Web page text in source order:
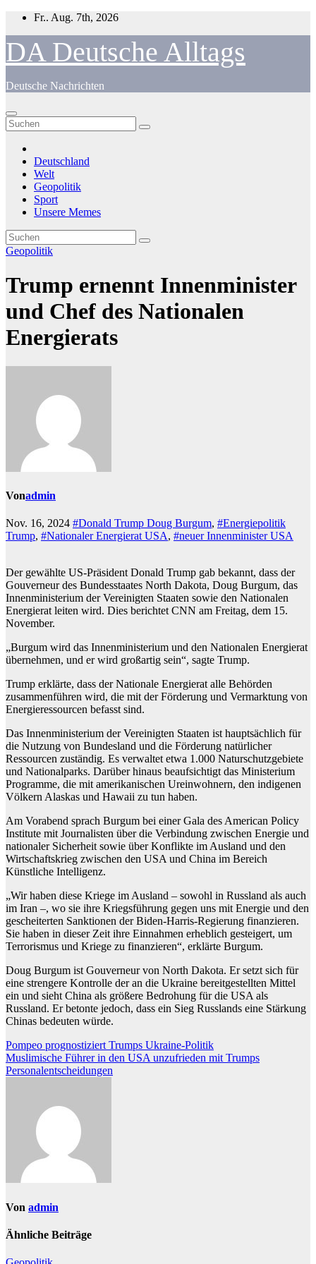
Zum
springen
Fr.. Aug. 7th, 2026
DA Deutsche Alltags
Deutsche Nachrichten
Deutschland
Welt
Geopolitik
Sport
Unsere Memes
Geopolitik
Trump ernennt Innenminister
und Chef des Nationalen
Energierats
Vonadmin
Nov. 16, 2024 #Donald Trump Doug Burgum, #Energiepolitik
Trump, #Nationaler Energierat USA, #neuer Innenminister USA
Der gewählte US-Präsident Donald Trump gab bekannt, dass der
Gouverneur des Bundesstaates North Dakota, Doug Burgum, das
Innenministerium der Vereinigten Staaten sowie den Nationalen
Energierat leiten wird. Dies berichtet CNN am Freitag, dem 15.
November.
„Burgum wird das Innenministerium und den Nationalen Energierat
übernehmen, und er wird großartig sein“, sagte Trump.
Trump erklärte, dass der Nationale Energierat alle Behörden
zusammenführen wird, die mit der Förderung und Vermarktung von
Energieressourcen befasst sind.
Das Innenministerium der Vereinigten Staaten ist hauptsächlich für
die Nutzung von Bundesland und die Förderung natürlicher
Ressourcen zuständig. Es verwaltet etwa 1.000 Naturschutzgebiete
und Nationalparks. Darüber hinaus beaufsichtigt das Ministerium
Programme, die mit amerikanischen Ureinwohnern, den indigenen
Völkern Alaskas und Hawaii zu tun haben.
Am Vorabend sprach Burgum bei einer Gala des American Policy
Institute mit Journalisten über die Verbindung zwischen Energie und
nationaler Sicherheit sowie über Konflikte im Ausland und den
Wirtschaftskrieg zwischen den USA und China im Bereich
Künstliche Intelligenz.
„Wir haben diese Kriege im Ausland – sowohl in Russland als auch
im Iran –, wo sie ihre Kriegsführung gegen uns mit Energie und den
gescheiterten Sanktionen der Biden-Harris-Regierung finanzieren.
Sie haben in dieser Zeit ihre Einnahmen erheblich gesteigert, um
Terrorismus und Kriege zu finanzieren“, erklärte Burgum.
Doug Burgum ist Gouverneur von North Dakota. Er setzt sich für
eine strengere Kontrolle der an die Ukraine bereitgestellten Mittel
ein und sieht China als größere Bedrohung für die USA als
Russland. Er betonte jedoch, dass ein Sieg Russlands eine Stärkung
Chinas bedeuten würde.
Beitragsnavigation
Pompeo prognostiziert Trumps Ukraine-Politik
Muslimische Führer in den USA unzufrieden mit Trumps
Personalentscheidungen
Von admin
Ähnliche Beiträge